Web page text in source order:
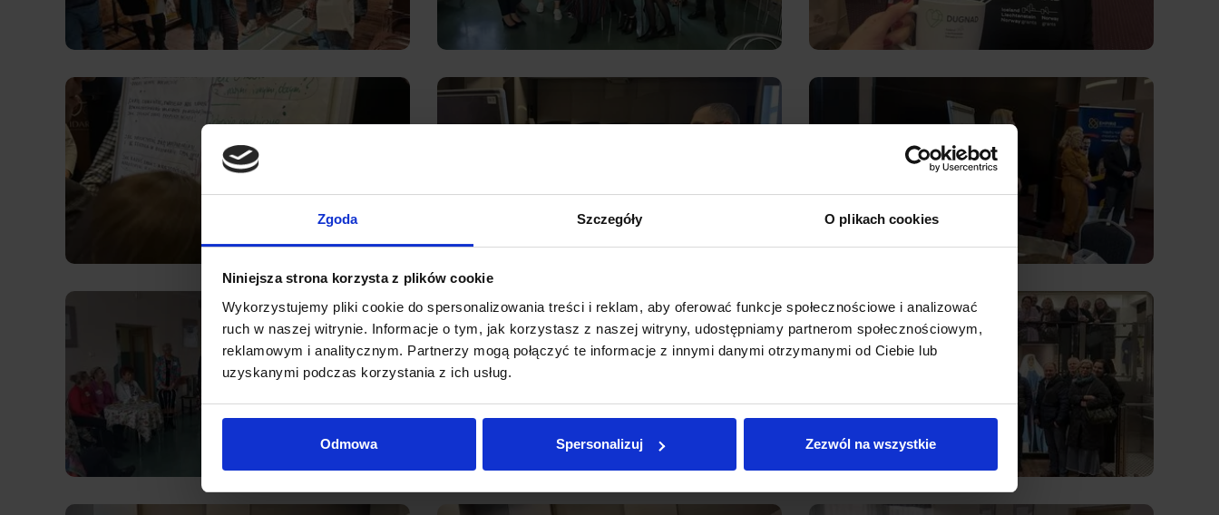
Zgoda Szczegóły O plikach cookies
Niniejsza strona korzysta z plików cookie
Wykorzystujemy pliki cookie do spersonalizowania treści i reklam, aby oferować funkcje społecznościowe i analizować
ruch w naszej witrynie. Informacje o tym, jak korzystasz z naszej witryny, udostępniamy partnerom społecznościowym,
reklamowym i analitycznym. Partnerzy mogą połączyć te informacje z innymi danymi otrzymanymi od Ciebie lub
uzyskanymi podczas korzystania z ich usług.
Odmowa Spersonalizuj Zezwól na wszystkie